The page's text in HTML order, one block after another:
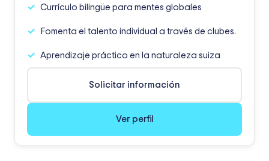
Currículo bilingüe para mentes globales
Fomenta el talento individual a través de clubes.
Aprendizaje práctico en la naturaleza suiza
Solicitar información
Ver perfil